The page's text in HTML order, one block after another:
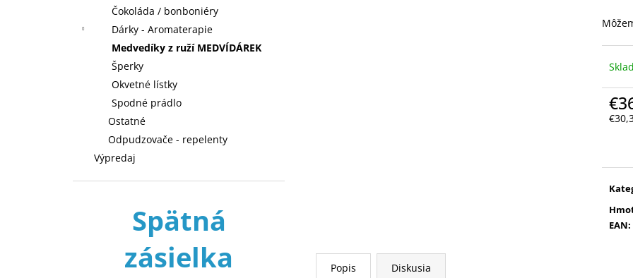
Čokoláda / bonboniéry
Dárky - Aromaterapie
Medvedíky z ruží MEDVÍDÁREK
Šperky
Okvetné lístky
Spodné prádlo
Ostatné
Odpudzovače - repelenty
Výpredaj
Spätná
zásielka
EAN:
Popis Diskusia